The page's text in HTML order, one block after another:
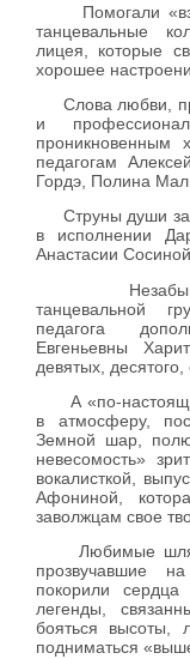
Помогали
танцевальные
лицея, которые
хорошее
Слова любви,
и
проникновенным
педагогам
Гордэ, Полина
Струны души
в исполнении
Анастасии
танцевальной
педагога
Евгеньевны
девятых, десятого,
А «по-
в атмосферу,
Земной шар,
невесомость»
вокалисткой,
Афониной,
заволжцам свое
Любимые
прозвучавшие
покорили сердца
легенды,
бояться высоты,
подниматься